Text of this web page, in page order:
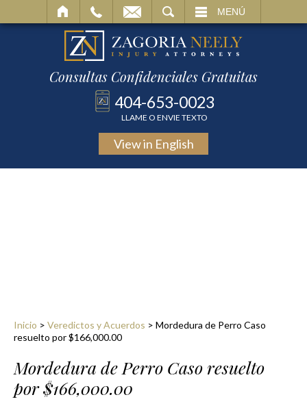
MENÚ
Consultas Confidenciales Gratuitas
404-653-0023
LLAME O ENVIE TEXTO
View in English
Inicio > Veredictos y Acuerdos > Mordedura de Perro Caso
resuelto por $166,000.00
Mordedura de Perro Caso resuelto
por $166,000.00